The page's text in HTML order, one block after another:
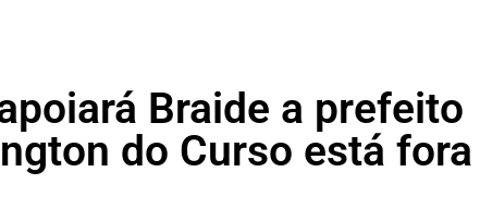
Braide a prefeito
do Curso está fora